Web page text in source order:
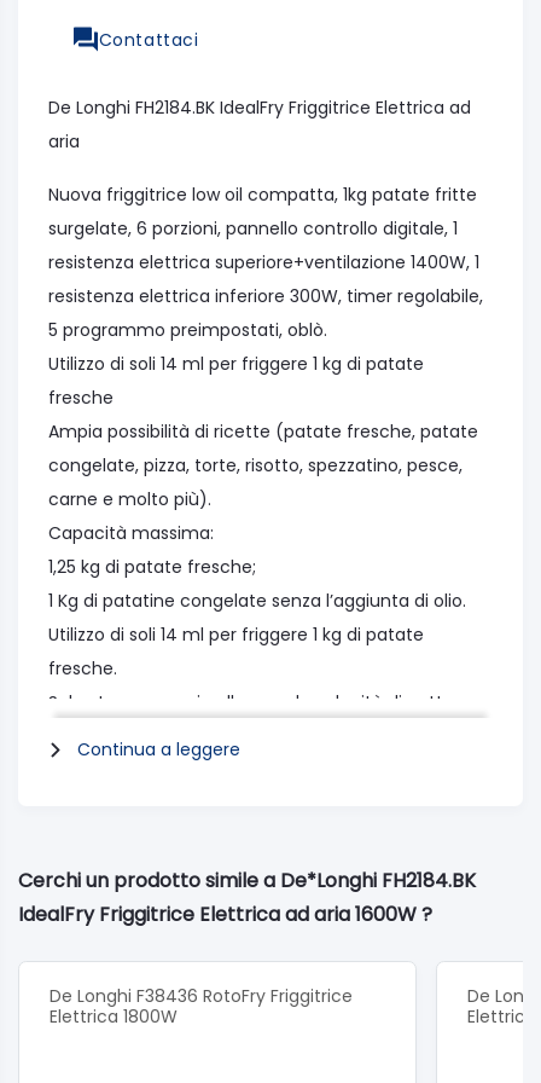
Contattaci
De Longhi FH2184.BK IdealFry Friggitrice Elettrica ad
aria
Nuova friggitrice low oil compatta, 1kg patate fritte
surgelate, 6 porzioni, pannello controllo digitale, 1
resistenza elettrica superiore+ventilazione 1400W, 1
resistenza elettrica inferiore 300W, timer regolabile,
5 programmo preimpostati, oblò.
Utilizzo di soli 14 ml per friggere 1 kg di patate
fresche
Ampia possibilità di ricette (patate fresche, patate
congelate, pizza, torte, risotto, spezzatino, pesce,
carne e molto più).
Capacità massima:
1,25 kg di patate fresche;
1 Kg di patatine congelate senza l’aggiunta di olio.
Utilizzo di soli 14 ml per friggere 1 kg di patate
fresche.
Salva tempo grazie alla grande velocità di cottura.
Sistema Rapid SHS Double con resistenza superiore
Cestello con rivestimento ceramico antiaderente e
antigraffio.
Oblò
Continua a leggere
Cerchi un prodotto simile a De*Longhi FH2184.BK
IdealFry Friggitrice Elettrica ad aria 1600W ?
De Longhi F38436 RotoFry Friggitrice
Elettrica 1800W
De
Elettrica